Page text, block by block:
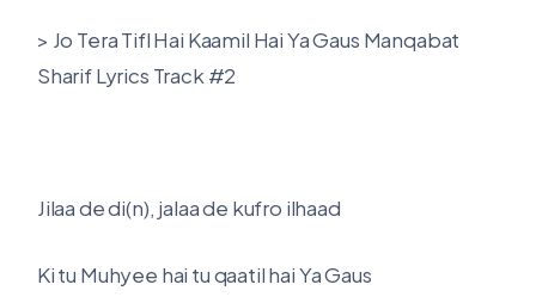
> Jo Tera Tifl Hai Kaamil Hai Ya Gaus Manqabat
Sharif Lyrics Track #2
Jilaa de di(n), jalaa de kufro ilhaad
Ki tu Muhyee hai tu qaatil hai Ya Gaus